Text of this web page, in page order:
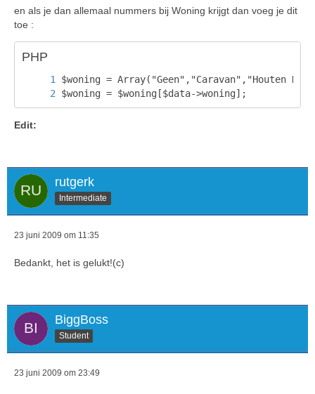
en als je dan allemaal nummers bij Woning krijgt dan voeg je dit
toe :
PHP
$woning = $woning[$data->woning];
Edit:
rutgerk
Intermediate
23 juni 2009 om 11:35
Bedankt, het is gelukt!(c)
BiggBoss
Student
23 juni 2009 om 23:49